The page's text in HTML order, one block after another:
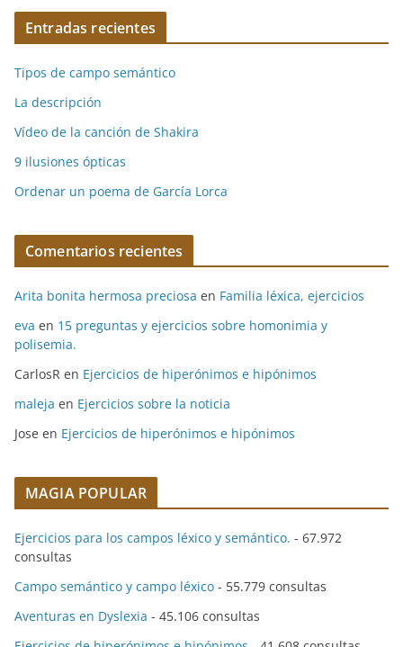
Entradas recientes
Tipos de campo semántico
La descripción
Vídeo de la canción de Shakira
9 ilusiones ópticas
Ordenar un poema de García Lorca
Comentarios recientes
Arita bonita hermosa preciosa en Familia léxica, ejercicios
eva en 15 preguntas y ejercicios sobre homonimia y
polisemia.
CarlosR en Ejercicios de hiperónimos e hipónimos
maleja en Ejercicios sobre la noticia
Jose en Ejercicios de hiperónimos e hipónimos
MAGIA POPULAR
Ejercicios para los campos léxico y semántico. - 67.972
consultas
Campo semántico y campo léxico - 55.779 consultas
Aventuras en Dyslexia - 45.106 consultas